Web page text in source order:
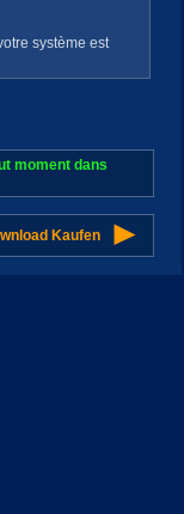
système est
moment dans
Kaufen